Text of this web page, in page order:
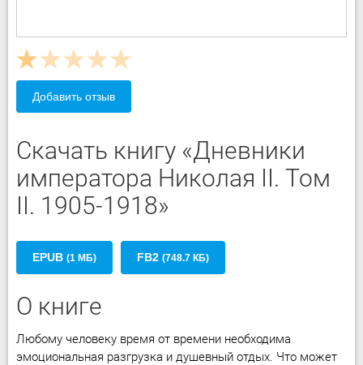
Добавить отзыв
Скачать книгу «Дневники
императора Николая II. Том
II. 1905-1918»
EPUB (1 МБ) FB2 (748.7 КБ)
О книге
Любому человеку время от времени необходима
эмоциональная разгрузка и душевный отдых. Что может